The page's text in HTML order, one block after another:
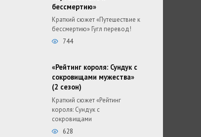
бессмертию»
Краткий сюжет «Путешествие к
бессмертию» Гугл перевод!
744
«Рейтинг короля: Сундук с
сокровищами мужества»
(2 сезон)
Краткий сюжет «Рейтинг
короля: Сундук с
сокровищами
628